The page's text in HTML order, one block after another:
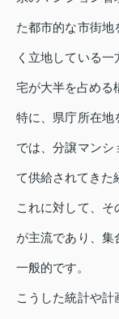
た都市的な市街地
く立地している
宅が大半を占める
特に、県庁所在地
では、分譲マンシ
て供給されてきた
これに対して、
が主流であり、
一般的です。
こうした統計や